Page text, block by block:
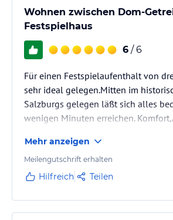
Wohnen zwischen Dom-
Festspielhaus
6 / 6
Für einen Festspielaufenthalt von
sehr ideal gelegen.Mitten im
Salzburgs gelegen läßt sich alles
wenigen Minuten erreichen.
wieder!
Mehr anzeigen
Meilengutschrift erhalten
Hilfreich Teilen